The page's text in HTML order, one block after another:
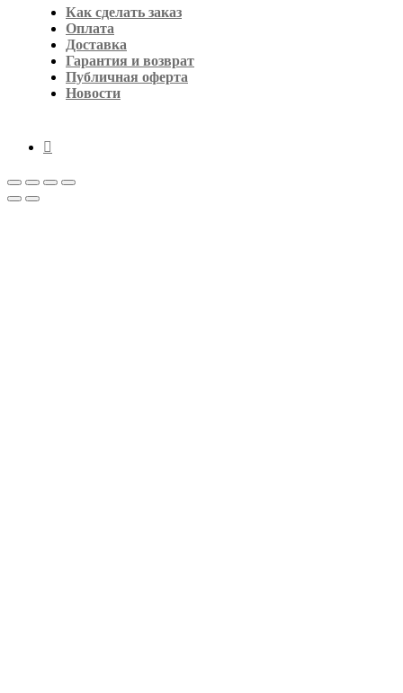
Как сделать заказ
Оплата
Доставка
Гарантия и возврат
Публичная оферта
Новости